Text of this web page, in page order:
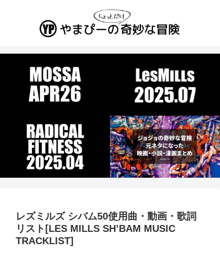
レズミルズ シバム50使用曲・動画・歌詞
リスト[LES MILLS SH’BAM MUSIC
TRACKLIST]